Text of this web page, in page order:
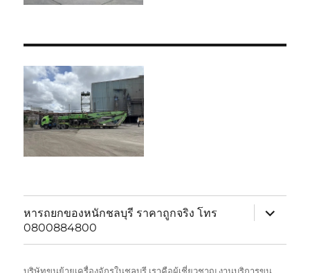
หารถยกของหนักชลบุรี ราคาถูกจริง โทร
0800884800
expand
child